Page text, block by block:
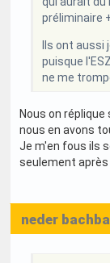
préliminaire
Ils ont
puisque
ne me
Nous on
nous en avons
Je m'en fous ils
seulement après
neder